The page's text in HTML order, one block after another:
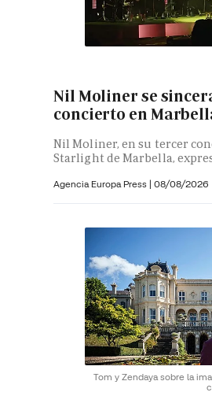
Nil Moliner se
concierto en
Nil Moliner, en su tercer
Starlight de Marbella,
Agencia Europa Press | 08/08/2026
Tom y Zendaya sobre la